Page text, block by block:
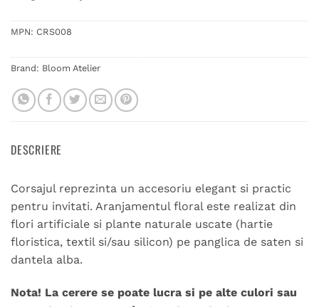
MPN: CRS008
Brand: Bloom Atelier
DESCRIERE
Corsajul reprezinta un accesoriu elegant si practic
pentru invitati. Aranjamentul floral este realizat din
flori artificiale si plante naturale uscate (hartie
floristica, textil si/sau silicon) pe panglica de saten si
dantela alba.
Nota! La cerere se poate lucra si pe alte culori sau